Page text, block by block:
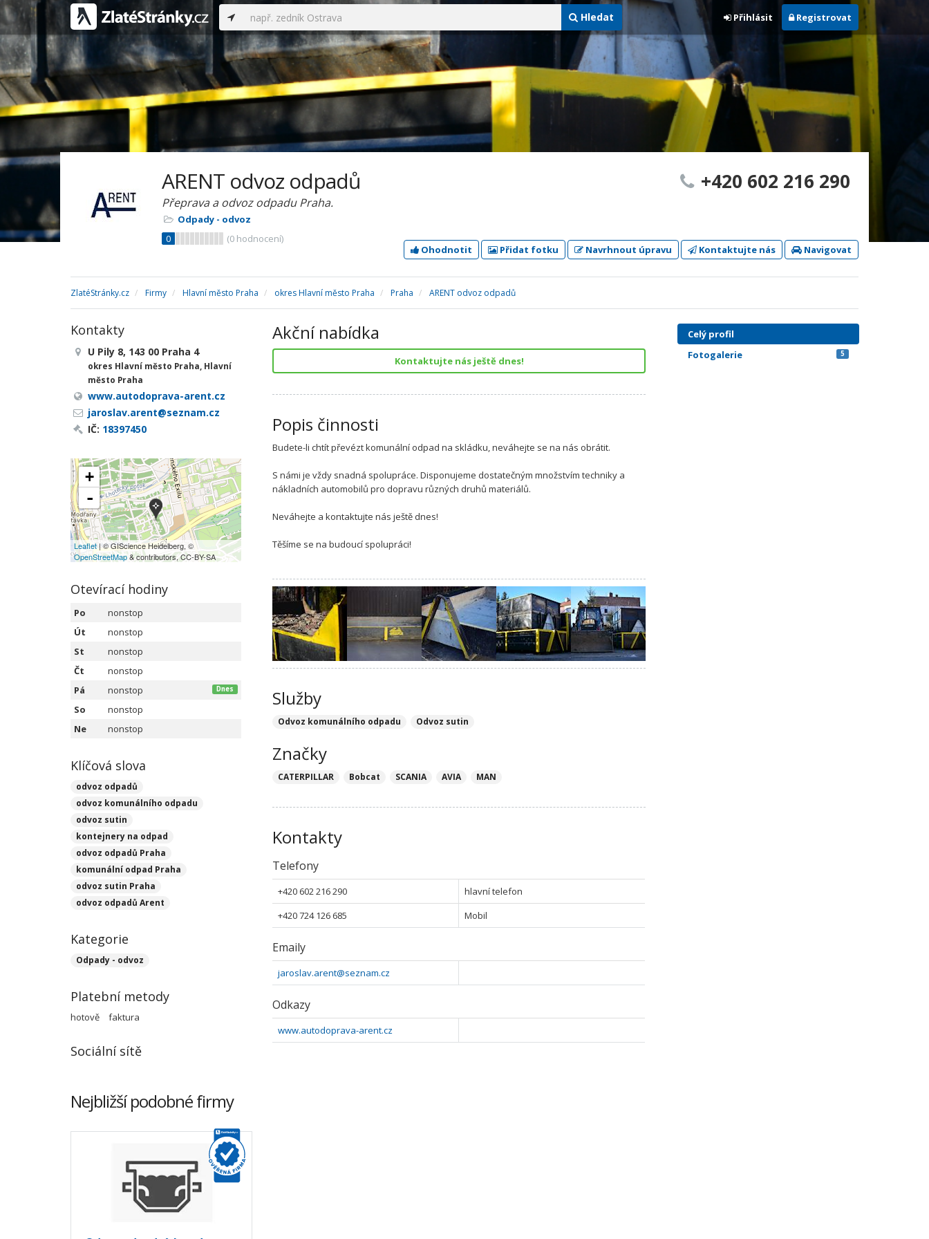
Hledat Přihlásit Registrovat
ARENT odvoz odpadů
Přeprava a odvoz odpadu Praha.
Odpady - odvoz
0
(0 hodnocení)
+420 602 216 290
Ohodnotit Přidat fotku Navrhnout úpravu Kontaktujte nás Navigovat
ZlatéStránky.cz Firmy Hlavní město Praha okres Hlavní město Praha Praha ARENT odvoz odpadů
Akční nabídka
Kontaktujte nás ještě dnes!
Popis činnosti
Budete-li chtít převézt komunální odpad na skládku, neváhejte se na nás obrátit.
S námi je vždy snadná spolupráce. Disponujeme dostatečným množstvím techniky a
nákladních automobilů pro dopravu různých druhů materiálů.
Neváhejte a kontaktujte nás ještě dnes!
Těšíme se na budoucí spolupráci!
Služby
Odvoz komunálního odpadu Odvoz sutin
Značky
CATERPILLAR Bobcat SCANIA AVIA MAN
Kontakty
Telefony
+420 602 216 290
hlavní telefon
+420 724 126 685
Mobil
Emaily
jaroslav.arent@seznam.cz
Odkazy
www.autodoprava-arent.cz
Kontakty
U Pily 8, 143 00 Praha 4
okres Hlavní město Praha, Hlavní
město Praha
www.autodoprava-arent.cz
jaroslav.arent@seznam.cz
IČ: 18397450
+
-
Leaflet| © GIScience Heidelberg, ©
OpenStreetMap& contributors, CC-BY-SA
Otevírací hodiny
Po
nonstop
Út
nonstop
St
nonstop
Čt
nonstop
Pá
nonstop Dnes
So
nonstop
Ne
nonstop
Klíčová slova
odvoz odpadů
odvoz komunálního odpadu
odvoz sutin
kontejnery na odpad
odvoz odpadů Praha
komunální odpad Praha
odvoz sutin Praha
odvoz odpadů Arent
Kategorie
Odpady - odvoz
Platební metody
hotově faktura
Sociální sítě
Celý profil
Fotogalerie
5
Nejbližší podobné firmy